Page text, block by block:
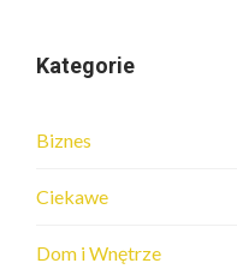
Kategorie
Biznes
Ciekawe
Dom i Wnętrze